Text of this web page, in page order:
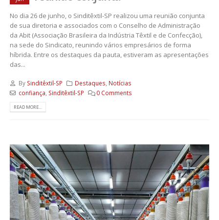
No dia 26 de junho, o Sinditêxtil-SP realizou uma reunião conjunta
de sua diretoria e associados com o Conselho de Administração
da Abit (Associação Brasileira da Indústria Têxtil e de Confecção),
na sede do Sindicato, reunindo vários empresários de forma
híbrida. Entre os destaques da pauta, estiveram as apresentações
das...
By Sinditêxtil-SP Destaques, Notícias
confiança, Sinditêxtil-SP 0 Comments
READ MORE...